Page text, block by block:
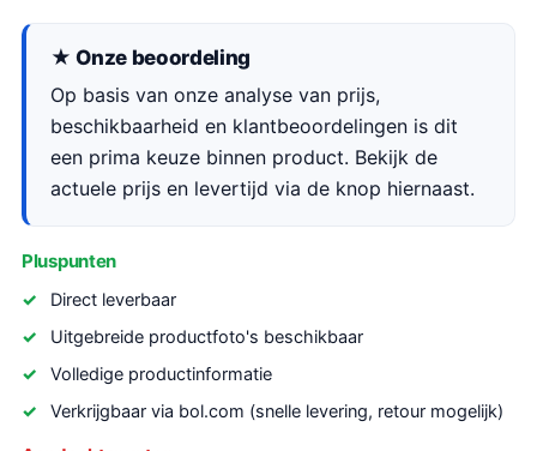
★ Onze beoordeling
Op basis van onze analyse van prijs,
beschikbaarheid en klantbeoordelingen is dit
een prima keuze binnen product. Bekijk de
actuele prijs en levertijd via de knop hiernaast.
Pluspunten
Direct leverbaar
Uitgebreide productfoto's beschikbaar
Volledige productinformatie
Verkrijgbaar via bol.com (snelle levering, retour mogelijk)